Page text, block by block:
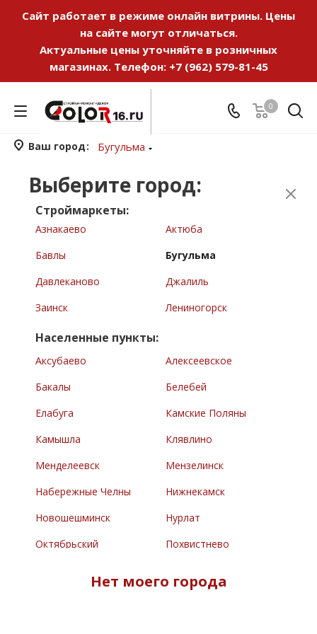
Сайт работает в режиме онлайн витрины. Цены
на сайте могут отличаться.
Актуальные цены уточняйте в розничных
магазинах. Телефон: +7 (962) 579-81-45
0
Ваш город Бугульма
Выберите город:
Строймаркеты:
Азнакаево
Актюба
Бавлы
Бугульма
Давлеканово
Джалиль
Заинск
Лениногорск
Населенные пункты:
Аксубаево
Алексеевское
Бакалы
Белебей
Елабуга
Камские Поляны
Камышла
Клявлино
Менделеевск
Мензелинск
Набережные Челны
Нижнекамск
Новошешминск
Нурлат
Октябрьский
Похвистнево
Нет моего города